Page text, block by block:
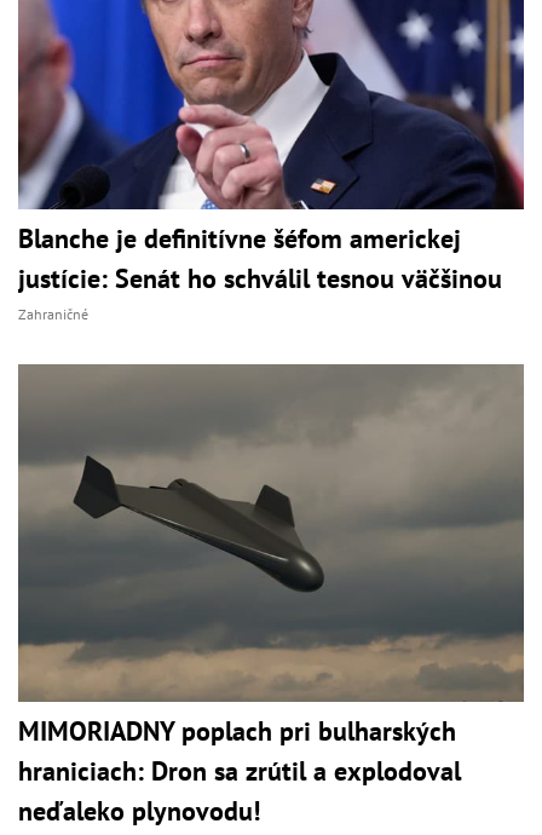
Blanche je definitívne šéfom americkej
justície: Senát ho schválil tesnou väčšinou
Zahraničné
MIMORIADNY poplach pri bulharských
hraniciach: Dron sa zrútil a explodoval
neďaleko plynovodu!